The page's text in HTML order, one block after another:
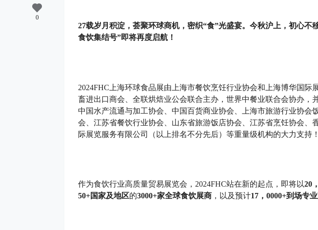
27载岁月积淀，荟聚环球商机，密织“食”光盛宴。今秋沪上，初心不
食饮集结号”即将再度启航！
2024FHC上海环球食品展由上海市餐饮烹饪行业协会和上海博华国际
畜进出口商会、全联烘焙业公会联合主办，世界中餐业联合会协办，
中国水产流通与加工协会、中国百货商业协会、上海市旅游行业协会
会、江苏省餐饮行业协会、山东省旅游饭店协会、江苏省烹饪协会、
际展览服务有限公司（以上排名不分先后）等重量级机构的大力支持！
作为食饮行业高质量贸易展览会，2024FHC站在新的起点，即将以20
50+国家及地区的3000+家全球食饮展商，以及预计17，0000+到场专
0